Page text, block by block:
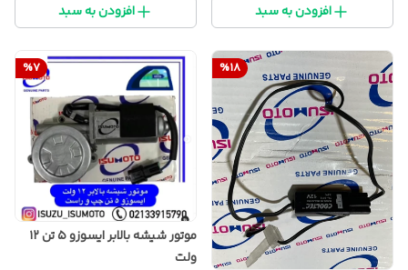
افزودن به سبد افزودن به سبد
%18
%7
موتور شیشه بالابر ایسوزو ۵ تن ۱۲
ولت